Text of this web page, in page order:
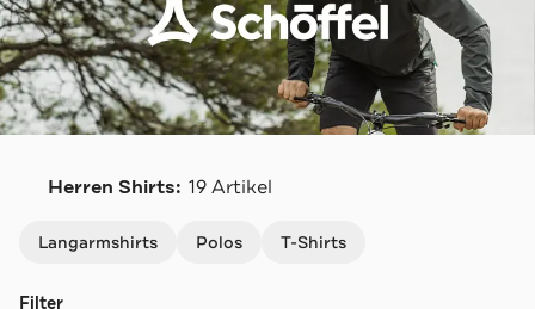
Herren Shirts: 19 Artikel
Langarmshirts Polos T-Shirts
Filter